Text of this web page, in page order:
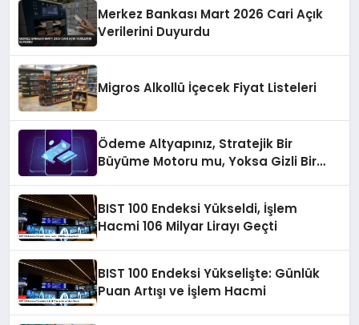
Merkez Bankası Mart 2026 Cari Açık
Verilerini Duyurdu
Migros Alkollü İçecek Fiyat Listeleri
Ödeme Altyapınız, Stratejik Bir
Büyüme Motoru mu, Yoksa Gizli Bir
BIST 100 Endeksi Yükseldi, İşlem
Hacmi 106 Milyar Lirayı Geçti
BIST 100 Endeksi Yükselişte: Günlük
Puan Artışı ve İşlem Hacmi